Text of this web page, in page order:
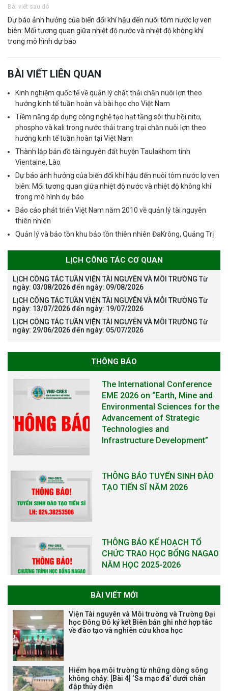
Bài viết sau đó
Dự báo ảnh hưởng của biến đổi khí hậu đến nuôi tôm nước lợ ven
biên: Mối tương quan giữa nhiệt độ nước và nhiệt độ không khí
trong mô hình dự báo
BÀI VIẾT LIÊN QUAN
Kinh nghiệm quốc tế về quản lý chất thải chăn nuôi lợn theo
hướng kinh tế tuần hoàn và bài học cho Việt Nam
Tiềm năng áp dụng công nghệ tạo hạt tầng sôi thu hồi nitơ,
phospho và kali trong nước thải trang trại chăn nuôi lợn theo
hướng kinh tế tuần hoàn tại Việt Nam
Thành lập bản đồ tài nguyên đất huyện Taulakhom tỉnh
Vientaine, Lào
Dự báo ảnh hưởng của biến đổi khí hậu đến nuôi tôm nước lợ ven
biên: Mối tương quan giữa nhiệt độ nước và nhiệt độ không khí
trong mô hình dự báo
Báo cáo phát triển Việt Nam năm 2010 về quản lý tài nguyên
thiên nhiên
Quản lý và bảo tồn khu bảo tồn thiên nhiên ĐaKrông, Quảng Trị
LỊCH CÔNG TÁC CƠ QUAN
LỊCH CÔNG TÁC TUẦN VIỆN TÀI NGUYÊN VÀ MÔI TRƯỜNG Từ
ngày: 03/08/2026 đến ngày: 09/08/2026
LỊCH CÔNG TÁC TUẦN VIỆN TÀI NGUYÊN VÀ MÔI TRƯỜNG Từ
ngày: 13/07/2026 đến ngày: 19/07/2026
LỊCH CÔNG TÁC TUẦN VIỆN TÀI NGUYÊN VÀ MÔI TRƯỜNG Từ
ngày: 29/06/2026 đến ngày: 05/07/2026
THÔNG BÁO
THÔNG BÁO TUYỂN SINH ĐÀO
TẠO TIẾN SĨ NĂM 2026
NĂM HỌC 2025-2026
VIỆN (1985-2025) VÀ ĐÓN
NHẬN HUÂN CHƯƠNG LAO
ĐỘNG HẠNG BA
Tạm dừng công tác tuyển dụng
viên chức, người lao động các
vị trí việc làm chức danh nghề
BÀI VIẾT MỚI
Viện Tài nguyên và Môi trường và Trường Đại
học Đông Đô ký kết Biên bản ghi nhớ hợp tác
về đào tạo và nghiên cứu khoa học
Hiểm họa môi trường từ những dòng sông
không chảy: [Bài 4] ‘Sa mạc đá’ dưới chân
đập thủy điện